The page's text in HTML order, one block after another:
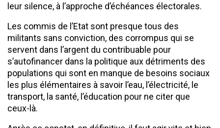
leur silence, à l’approche d’échéances électorales.
Les commis de l’Etat sont presque tous des
militants sans conviction, des corrompus qui se
servent dans l’argent du contribuable pour
s’autofinancer dans la politique aux détriments des
populations qui sont en manque de besoins sociaux
les plus élémentaires à savoir l’eau, l’électricité, le
transport, la santé, l’éducation pour ne citer que
ceux-là.